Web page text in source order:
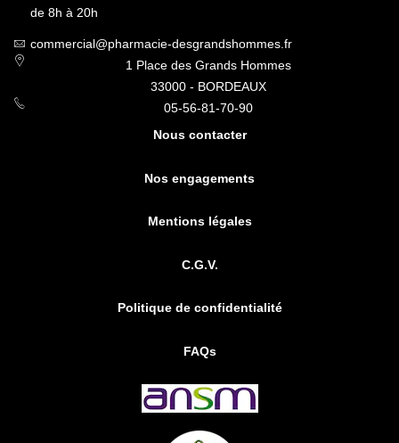
de 8h à 20h
commercial@pharmacie-desgrandshommes.fr
1 Place des Grands Hommes
33000 - BORDEAUX
05-56-81-70-90
Nous contacter
Nos engagements
Mentions légales
C.G.V.
Politique de confidentialité
FAQs